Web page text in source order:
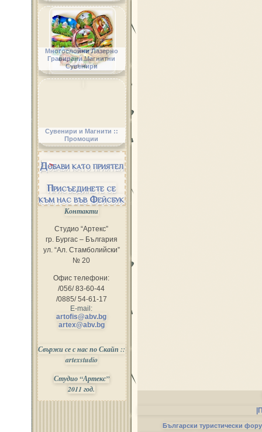
Многослойни Лазерно
Гравирани Магнитни
Сувенири
Сувенири и Магнити ::
Промоции
Добави като приятел
Присъединете се
към нас във Фейсбук
Контакти
Студио “Артекс”
гр. Бургас – България
ул. “Ал. Стамболийски”
№ 20
Офис телефони:
/056/ 83-60-44
/0885/ 54-61-17
E-mail:
artofis@abv.bg
artex@abv.bg
Свържи се с нас по Скайп ::
artexstudio
Студио “Артекс”
2011 год.
Български туристически